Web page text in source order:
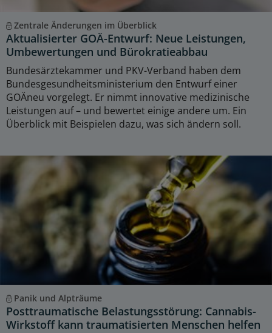
Zentrale Änderungen im Überblick
Aktualisierter GOÄ-Entwurf: Neue Leistungen,
Umbewertungen und Bürokratieabbau
Bundesärztekammer und PKV-Verband haben dem
Bundesgesundheitsministerium den Entwurf einer
GOÄneu vorgelegt. Er nimmt innovative medizinische
Leistungen auf – und bewertet einige andere um. Ein
Überblick mit Beispielen dazu, was sich ändern soll.
Panik und Alpträume
Posttraumatische Belastungsstörung: Cannabis-
Wirkstoff kann traumatisierten Menschen helfen